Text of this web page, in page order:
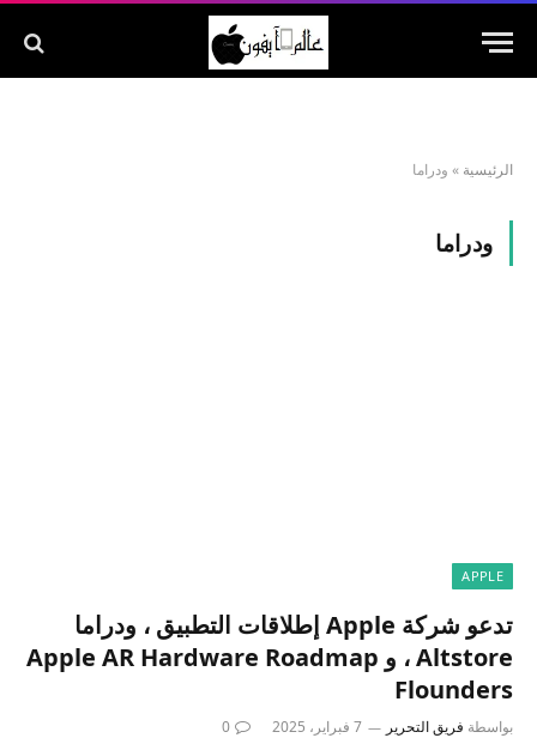
الرئيسية » ودراما
ودراما
APPLE
تدعو شركة Apple إطلاقات التطبيق ، ودراما
Altstore ، و Apple AR Hardware Roadmap
Flounders
بواسطة فريق التحرير 7 فبراير، 2025 0